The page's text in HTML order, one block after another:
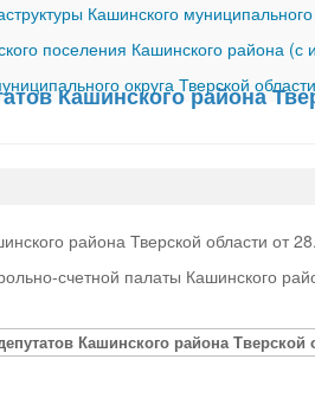
Кашинского
поселения Кашинского района
округа Тверской
Кашинского района
района Тверской области от
счетной палаты Кашинского
Кашинского района Тверской